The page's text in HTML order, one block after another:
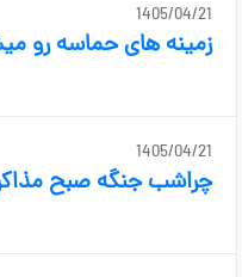
1405/04/21
زمینه های حماسه رو
1405/04/21
چراشب جنگه صبح